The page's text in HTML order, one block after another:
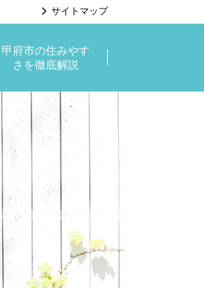
サイトマップ
甲府市の住みやす
さを徹底解説